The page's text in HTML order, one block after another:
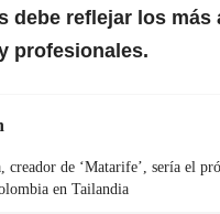
debe reflejar los más
profesionales.
creador de ‘Matarife’, sería el
en Tailandia